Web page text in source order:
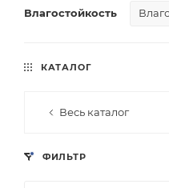
Влагостойкость
КАТАЛОГ
Весь каталог
ФИЛЬТР